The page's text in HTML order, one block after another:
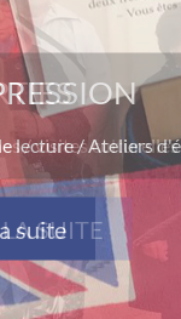
/ visites culturelles
SUITE